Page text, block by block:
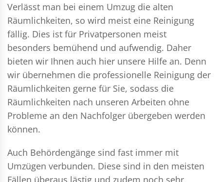
Verlässt man bei einem Umzug die alten
Räumlichkeiten, so wird meist eine Reinigung
fällig. Dies ist für Privatpersonen meist
besonders bemühend und aufwendig. Daher
bieten wir Ihnen auch hier unsere Hilfe an. Denn
wir übernehmen die professionelle Reinigung der
Räumlichkeiten gerne für Sie, sodass die
Räumlichkeiten nach unseren Arbeiten ohne
Probleme an den Nachfolger übergeben werden
können.
Auch Behördengänge sind fast immer mit
Umzügen verbunden. Diese sind in den meisten
Fällen überaus lästig und zudem noch sehr